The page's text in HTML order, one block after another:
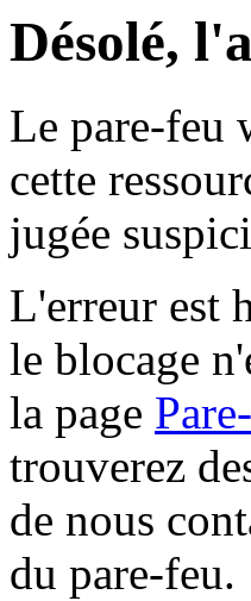
Désolé,
Le pare-feu
cette
jugée
L'erreur est
le blocage
la page
trouverez
de nous
du pare-feu.